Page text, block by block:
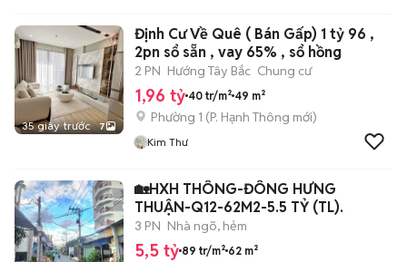
35 giây trước 7
Định Cư Về Quê ( Bán Gấp) 1 tỷ 96 ,
2pn sổ sẵn , vay 65% , sổ hồng
2 PN Hướng Tây Bắc Chung cư
1,96 tỷ 40 tr/m² 49 m²
Phường 1 (P. Hạnh Thông mới)
Kim Thư
🏡HXH THÔNG-ĐÔNG HƯNG
THUẬN-Q12-62M2-5.5 TỶ (TL).
3 PN Nhà ngõ, hẻm
5,5 tỷ 89 tr/m² 62 m²